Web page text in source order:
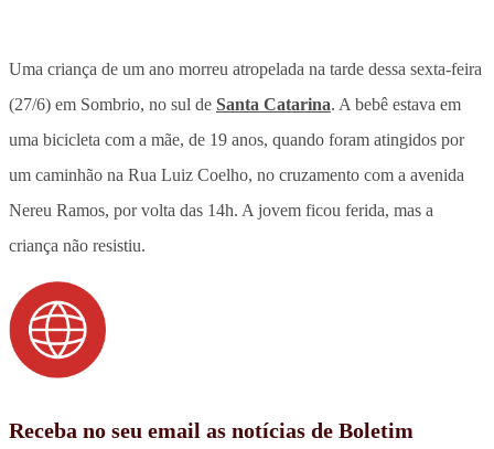
Uma criança de um ano morreu atropelada na tarde dessa sexta-feira
(27/6) em Sombrio, no sul de Santa Catarina. A bebê estava em
uma bicicleta com a mãe, de 19 anos, quando foram atingidos por
um caminhão na Rua Luiz Coelho, no cruzamento com a avenida
Nereu Ramos, por volta das 14h. A jovem ficou ferida, mas a
criança não resistiu.
Receba no seu email as notícias de Boletim